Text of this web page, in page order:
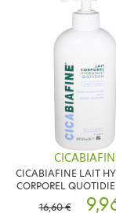
CICABIAFINE LAIT
CORPOREL
16,60 €